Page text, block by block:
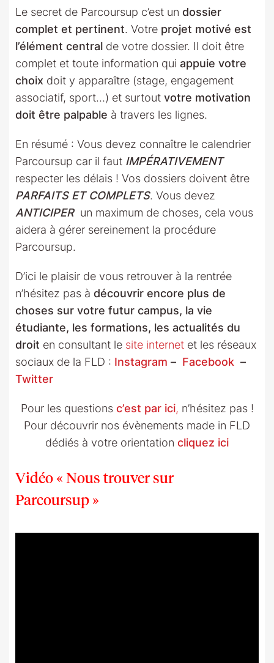
Le secret de Parcoursup c’est un dossier
complet et pertinent. Votre projet motivé est
l’élément central de votre dossier. Il doit être
complet et toute information qui appuie votre
choix doit y apparaître (stage, engagement
associatif, sport…) et surtout votre motivation
doit être palpable à travers les lignes.
En résumé : Vous devez connaître le calendrier
Parcoursup car il faut IMPÉRATIVEMENT
respecter les délais ! Vos dossiers doivent être
PARFAITS ET COMPLETS. Vous devez
ANTICIPERun maximum de choses, cela vous
aidera à gérer sereinement la procédure
Parcoursup.
D’ici le plaisir de vous retrouver à la rentrée
n’hésitez pas à découvrir encore plus de
choses sur votre futur campus, la vie
étudiante, les formations, les actualités du
droit en consultant le site internet et les réseaux
sociaux de la FLD : Instagram – Facebook –
Twitter
Pour les questions c’est par ici, n’hésitez pas !
Pour découvrir nos évènements made in FLD
dédiés à votre orientation cliquez ici
Vidéo « Nous trouver sur
Parcoursup »